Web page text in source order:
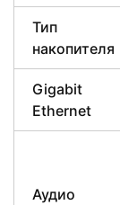
Тип
накопителя
Gigabit
Ethernet
Аудио